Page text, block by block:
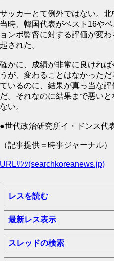
サッカーとて例外ではない。
当時、韓国代表がベスト16や
ョンボ監督に対する評価が変
起された。
確かに、成績が非常に良けれ
うが、変わることはなかった
ているのに、結果が真っ当な
だ。それなのに結果まで悪い
ない。
●世代政治研究所イ・ドンス代
（記事提供＝時事ジャーナル）
URLﾘﾝｸ(searchkoreanews.jp)
レスを読む
最新レス表示
スレッドの検索